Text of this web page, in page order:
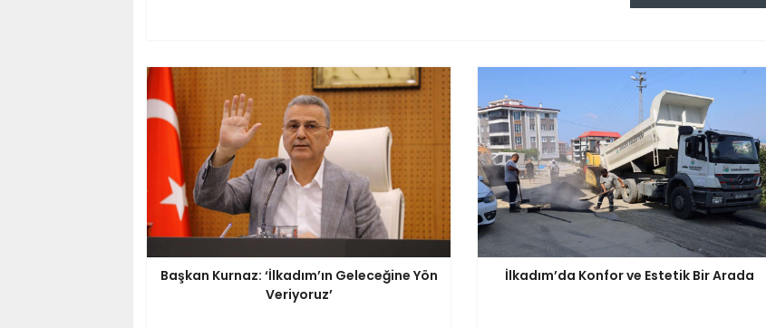
Başkan Kurnaz: ‘İlkadım’ın Geleceğine Yön
Veriyoruz’
İlkadım’da Konfor ve Estetik Bir Arada